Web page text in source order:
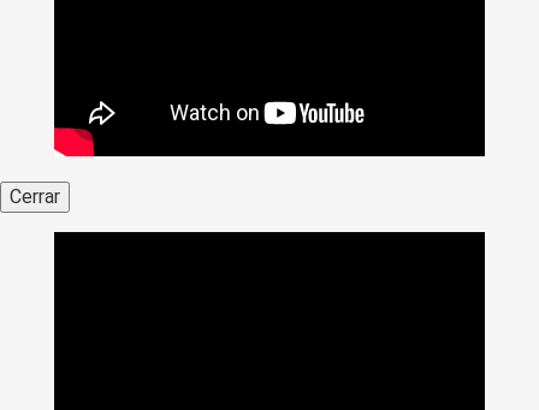
Cerrar